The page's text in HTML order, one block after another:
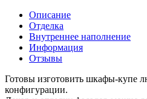
Описание
Отделка
Внутреннее наполнение
Информация
Отзывы
Готовы изготовить шкафы-купе
конфигурации.